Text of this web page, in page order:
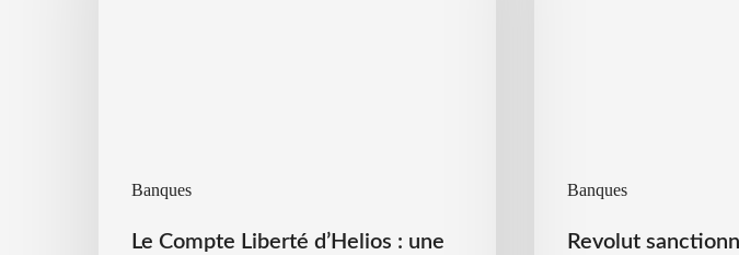
Banques
Le Compte Liberté d’Helios : une
Banques
Revolut